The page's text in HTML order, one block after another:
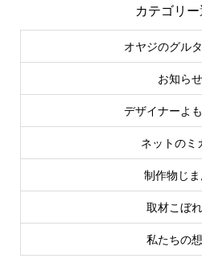
カテゴリ
オヤジのグル
お知らせ
デザイナーよ
ネットのミ
制作物じま
取材こぼ
私たちの